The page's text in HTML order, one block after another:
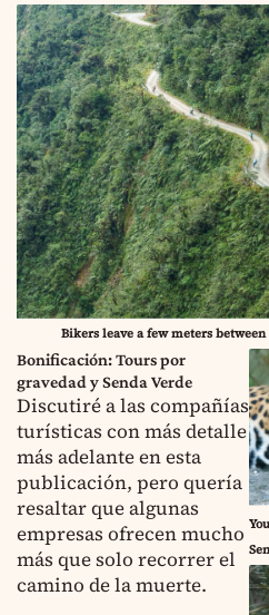
Bikers leave a few meters
Bonificación: Tours por
gravedad y Senda Verde
Discutiré a las compañías
turísticas con más detalle
más adelante en esta
publicación, pero quería
resaltar que algunas
empresas ofrecen mucho
más que solo recorrer el
camino de la muerte.